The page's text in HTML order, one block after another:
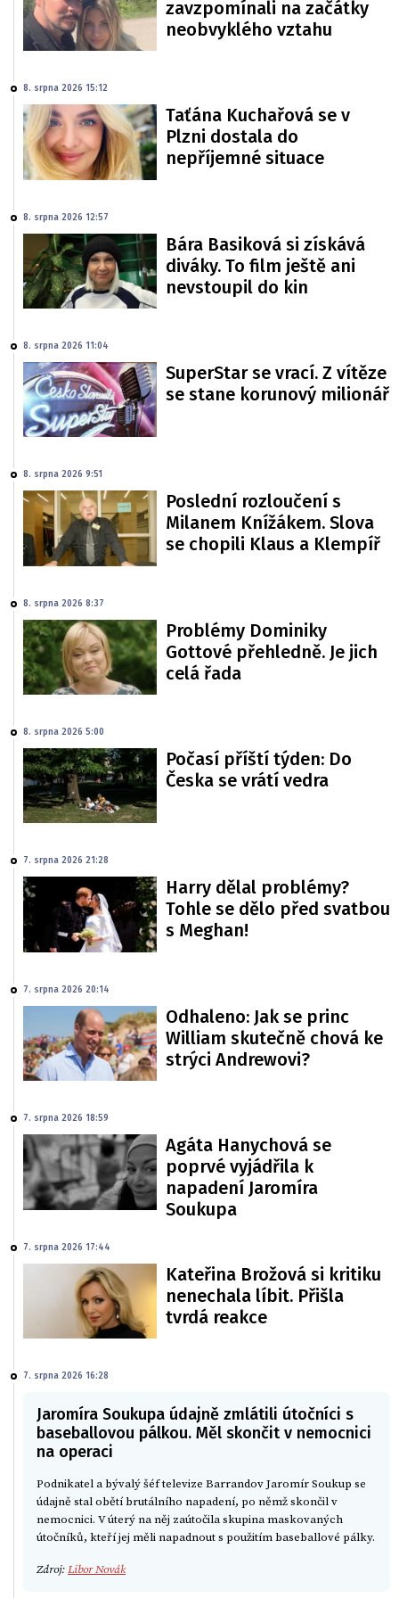
zavzpomínali na začátky
neobvyklého vztahu
8. srpna 2026 15:12
Taťána Kuchařová se v
Plzni dostala do
nepříjemné situace
8. srpna 2026 12:57
Bára Basiková si získává
diváky. To film ještě ani
nevstoupil do kin
8. srpna 2026 11:04
SuperStar se vrací. Z vítěze
se stane korunový milionář
8. srpna 2026 9:51
Poslední rozloučení s
Milanem Knížákem. Slova
se chopili Klaus a Klempíř
8. srpna 2026 8:37
Problémy Dominiky
Gottové přehledně. Je jich
celá řada
8. srpna 2026 5:00
Počasí příští týden: Do
Česka se vrátí vedra
7. srpna 2026 21:28
Harry dělal problémy?
Tohle se dělo před svatbou
s Meghan!
7. srpna 2026 20:14
Odhaleno: Jak se princ
William skutečně chová ke
strýci Andrewovi?
7. srpna 2026 18:59
Agáta Hanychová se
poprvé vyjádřila k
napadení Jaromíra
Soukupa
7. srpna 2026 17:44
Kateřina Brožová si kritiku
nenechala líbit. Přišla
tvrdá reakce
7. srpna 2026 16:28
Jaromíra Soukupa údajně zmlátili útočníci s
baseballovou pálkou. Měl skončit v nemocnici
na operaci
Podnikatel a bývalý šéf televize Barrandov Jaromír Soukup se
údajně stal obětí brutálního napadení, po němž skončil v
nemocnici. V úterý na něj zaútočila skupina maskovaných
útočníků, kteří jej měli napadnout s použitím baseballové pálky.
Zdroj:Libor Novák